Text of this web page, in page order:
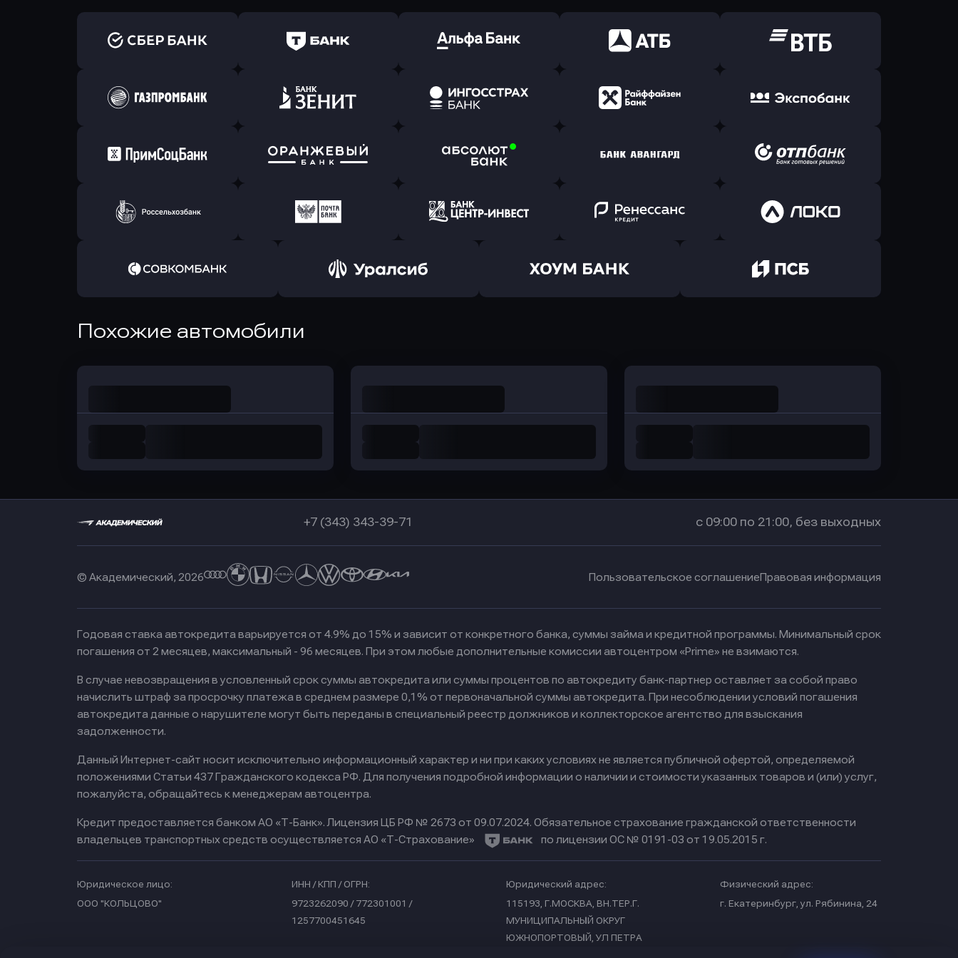
Оправить заявку
в Сбербанк
Оправить заявку
в Т-Банк (Тинькофф)
Оправить заявку
в Альфа-Банк
Оправить заявку
в АТБ Банк
в ВТБ
Оправить заявку
в Газпромбанк
Оправить заявку
в Зенит Банк
Оправить заявку
в Ингосстрах Банк
в Райффайзен Банк
Оправить заявку
в Экспобанк
Оправить заявку
в Примсоцбанк
Оправить заявку
в Банк Оранжевый
Оправить заявку
в Абсолют Банк
Оправить заявку
в Банк Авангард
Оправить заявку
в ОТП БАНК
Оправить заявку
в РоссельхозБанк
Оправить заявку
в Почта Банк
Оправить заявку
Оправить заявку
в Ренессанс Банк
Оправить заявку
в Локо-Банк
в Совкомбанк
Похожие автомобили
+7 (343) 343-39-71 с 09:00 по 21:00, без выходных
© Академический, 2026 Пользовательское соглашениеПравовая информация
Годовая ставка автокредита варьируется от 4.9% до 15% и зависит от конкретного банка, суммы займа и кредитной программы. Минимальный срок
погашения от 2 месяцев, максимальный - 96 месяцев. При этом любые дополнительные комиссии автоцентром «Prime» не взимаются.
В случае невозвращения в условленный срок суммы автокредита или суммы процентов по автокредиту банк-партнер оставляет за собой право
начислить штраф за просрочку платежа в среднем размере 0,1% от первоначальной суммы автокредита. При несоблюдении условий погашения
автокредита данные о нарушителе могут быть переданы в специальный реестр должников и коллекторское агентство для взыскания
задолженности.
Данный Интернет-сайт носит исключительно информационный характер и ни при каких условиях не является публичной офертой, определяемой
положениями Статьи 437 Гражданского кодекса РФ. Для получения подробной информации о наличии и стоимости указанных товаров и (или) услуг,
пожалуйста, обращайтесь к менеджерам автоцентра.
Кредит предоставляется банком АО «Т-Банк». Лицензия ЦБ РФ № 2673 от 09.07.2024. Обязательное страхование гражданской ответственности
владельцев транспортных средств осуществляется АО «Т-Страхование»
по лицензии ОС № 0191-03 от 19.05.2015 г.
Юридическое лицо:
ООО "КОЛЬЦОВО"
ИНН / КПП / ОГРН:
9723262090 / 772301001 /
1257700451645
Юридический адрес:
115193, Г.МОСКВА, ВН.ТЕР.Г.
МУНИЦИПАЛЬНЫЙ ОКРУГ
ЮЖНОПОРТОВЫЙ, УЛ ПЕТРА
Физический адрес:
г. Екатеринбург, ул. Рябинина, 24